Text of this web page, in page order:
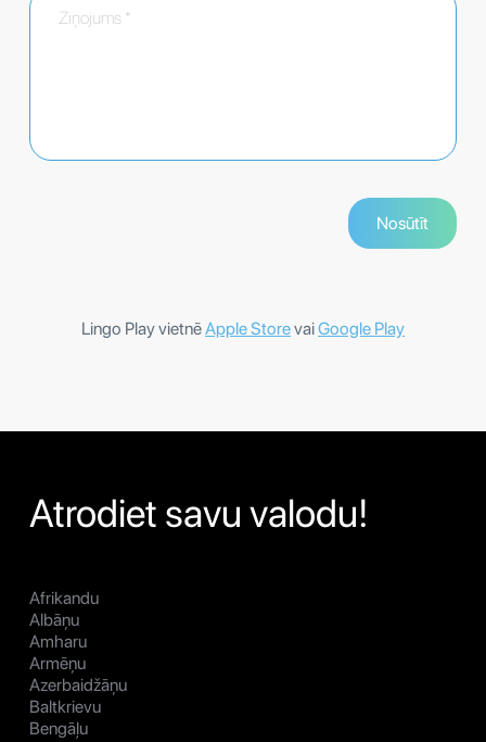
Lingo Play vietnēApple StorevaiGoogle Play
Atrodiet savu valodu!
Afrikandu
Albāņu
Amharu
Armēņu
Azerbaidžāņu
Baltkrievu
Bengāļu